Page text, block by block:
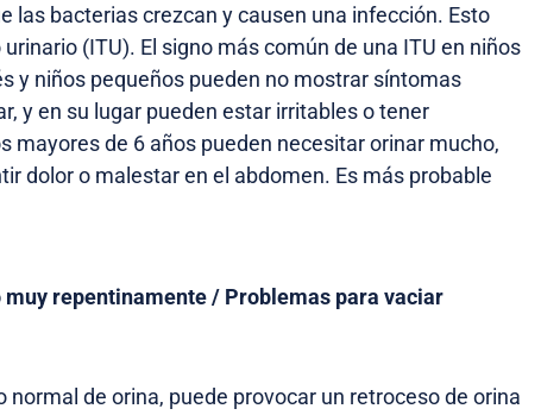
las bacterias crezcan y causen una infección. Esto
(ITU). El signo más común de una ITU en niños
y niños pequeños pueden no mostrar síntomas
y en su lugar pueden estar irritables o tener
mayores de 6 años pueden necesitar orinar mucho,
dolor o malestar en el abdomen. Es más probable
repentinamente / Problemas para vaciar
de orina, puede provocar un retroceso de orina